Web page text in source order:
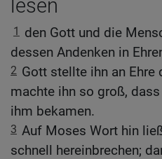
lesen
1 den Gott und die
dessen Andenken in
2 Gott stellte ihn an Ehre
machte ihn so groß,
ihm bekamen.
3 Auf Moses Wort hin
schnell hereinbrechen;